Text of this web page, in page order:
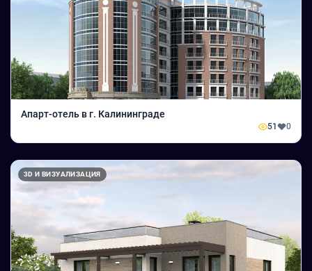
Апарт-отель в г. Калининграде
51 0
3D И ВИЗУАЛИЗАЦИЯ